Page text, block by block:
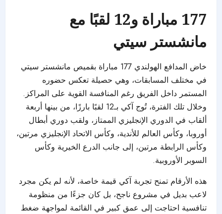
177 مباراة و12 لقبًا مع
مانشستر سيتي
خاض المدافع الهولندي 177 مباراة بقميص مانشستر سيتي
في مختلف المسابقات، وهي حصيلة تعكس حضوره
المستمر داخل الفريق رغم المنافسة القوية على المراكز.
وخلال تلك الفترة، تُوج آكي بـ12 لقبًا بارزًا، من بينها أربعة
ألقاب في الدوري الإنجليزي الممتاز، ولقب دوري أبطال
أوروبا، وكأس العالم للأندية، وكأس الاتحاد الإنجليزي مرتين،
وكأس الرابطة مرتين، إلى جانب الدرع الخيرية وكأس
السوبر الأوروبية.
هذه الأرقام تمنح تجربة آكي قيمة خاصة، لأنه لم يكن مجرد
لاعب بديل في مشروع ناجح، بل كان جزءًا من منظومة
تنافسية احتاجت إلى عمق كبير في القائمة لمواجهة ضغط